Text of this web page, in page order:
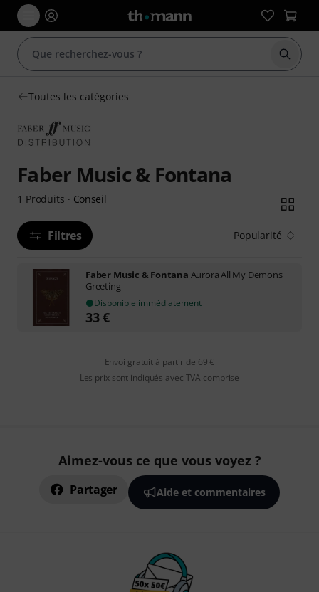
Toutes les catégories
Faber Music & Fontana
1 Produits · Conseil
Filtres Popularité
Faber Music & Fontana Aurora All My Demons
Greeting
Disponible immédiatement
33€
Envoi gratuit à partir de 69 €
Les prix sont indiqués avec TVA comprise
Aimez-vous ce que vous voyez ?
Partager Aide et commentaires